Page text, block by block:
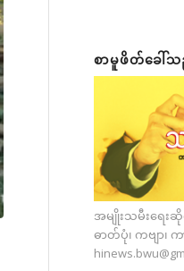
စာမူဖိတ်ခေါ်
အမျိုးသမီးရေးဆို
ဓာတ်ပုံ၊ ကဗျာ၊